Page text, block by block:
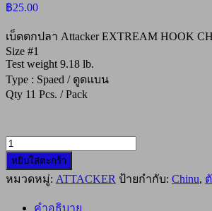
฿25.00
เบ็ดตกปลา Attacker EXTREAM HOOK
Size #1
Test weight 9.18 lb.
Type : Spaed / ตูดแบน
Qty 11 Pcs. / Pack
จำนวน
เบ็ด
ตก
หยิบใส่ตะกร้า
หมวดหมู่: ATTACKER ป้ายกำกับ: Chinu,
คำอธิบาย